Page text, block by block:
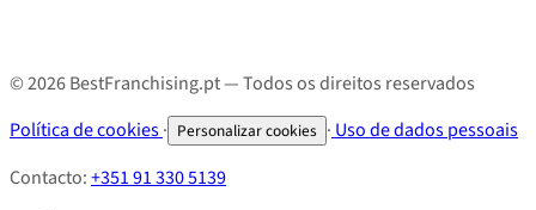
© 2026 BestFranchising.pt — Todos os direitos reservados
Política de cookies· Personalizar cookies · Uso de dados pessoais
Contacto:+351 91 330 5139